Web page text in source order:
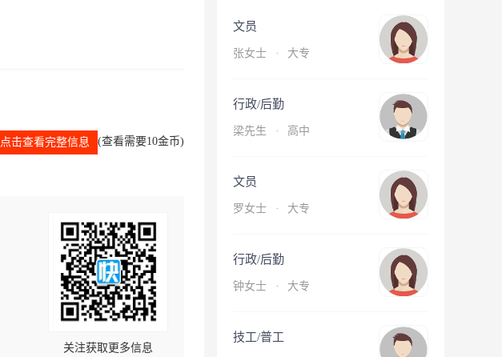
点击查看完整信息 (查看需要10金币)
关注获取更多信息
文员
张女士 · 大专
行政/后勤
梁先生 · 高中
文员
罗女士 · 大专
行政/后勤
钟女士 · 大专
技工/普工